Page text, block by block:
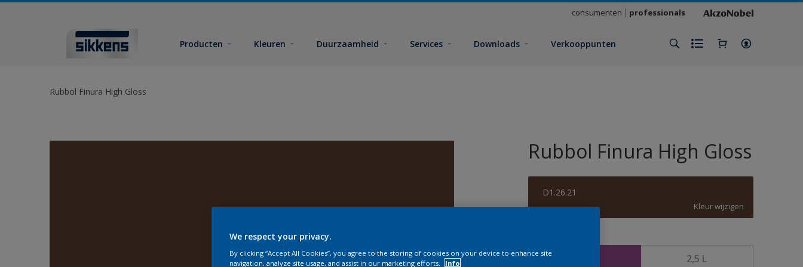
consumenten professionals
Producten Kleuren Duurzaamheid Services Downloads Verkooppunten
Rubbol Finura High Gloss
Rubbol Finura High Gloss
D1.26.21
Kleur wijzigen
2,5 L
We respect your privacy.
By clicking “Accept All Cookies”, you agree to the storing of cookies on your device to enhance site
navigation, analyze site usage, and assist in our marketing efforts.
Info